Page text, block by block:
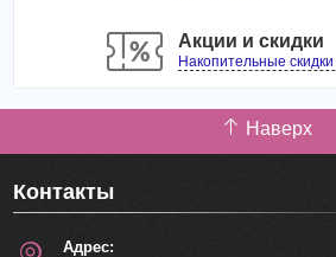
вода, BG, диметикон,
горького апельсина, экстракт
гидролизированного касторового
алкилакриловой кислот (С10-30)),
Акции и скидки
Накопительные скидки
Наверх
Контакты
Адрес: